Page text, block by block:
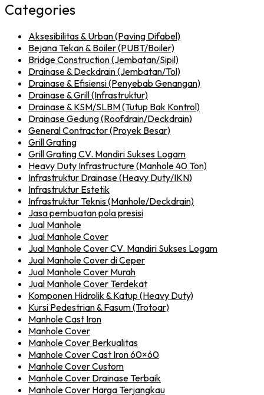
Categories
Aksesibilitas & Urban (Paving Difabel)
Bejana Tekan & Boiler (PUBT/Boiler)
Bridge Construction (Jembatan/Sipil)
Drainase & Deckdrain (Jembatan/Tol)
Drainase & Efisiensi (Penyebab Genangan)
Drainase & Grill (Infrastruktur)
Drainase & KSM/SLBM (Tutup Bak Kontrol)
Drainase Gedung (Roofdrain/Deckdrain)
General Contractor (Proyek Besar)
Grill Grating
Grill Grating CV. Mandiri Sukses Logam
Heavy Duty Infrastructure (Manhole 40 Ton)
Infrastruktur Drainase (Heavy Duty/IKN)
Infrastruktur Estetik
Infrastruktur Teknis (Manhole/Deckdrain)
Jasa pembuatan pola presisi
Jual Manhole
Jual Manhole Cover
Jual Manhole Cover CV. Mandiri Sukses Logam
Jual Manhole Cover di Ceper
Jual Manhole Cover Murah
Jual Manhole Cover Terdekat
Komponen Hidrolik & Katup (Heavy Duty)
Kursi Pedestrian & Fasum (Trotoar)
Manhole Cast Iron
Manhole Cover
Manhole Cover Berkualitas
Manhole Cover Cast Iron 60×60
Manhole Cover Custom
Manhole Cover Drainase Terbaik
Manhole Cover Harga Terjangkau